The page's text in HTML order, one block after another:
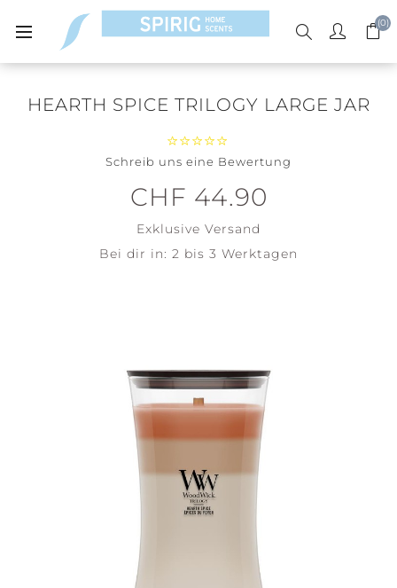
(0)
HEARTH SPICE TRILOGY LARGE JAR
Schreib uns eine Bewertung
CHF 44.90
Exklusive Versand
Bei dir in: 2 bis 3 Werktagen